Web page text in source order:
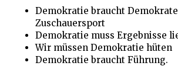
Demokratie braucht
Zuschauersport
Demokratie muss Ergebnisse
Wir müssen Demokratie hüten
Demokratie braucht Führung.